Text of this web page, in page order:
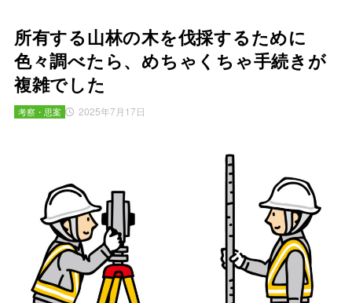
所有する山林の木を伐採するために
色々調べたら、めちゃくちゃ手続きが
複雑でした
2025年7月17日
考察・思案